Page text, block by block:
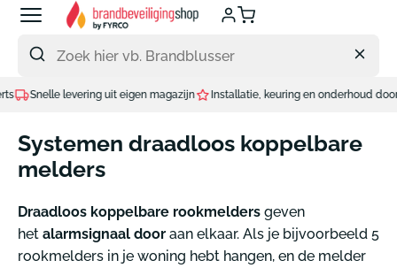
Meteen
naar
content
uit eigen magazijn Installatie, keuring en onderhoud door eigen
Systemen draadloos koppelbare
melders
Draadloos koppelbare rookmelders geven
het alarmsignaal door aan elkaar. Als je bijvoorbeeld 5
rookmelders in je woning hebt hangen, en de melder